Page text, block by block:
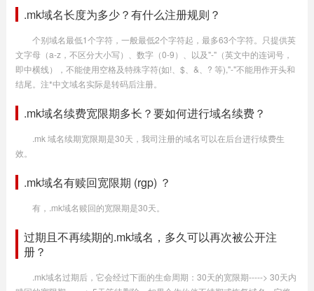
.mk域名长度为多少？有什么注册规则？
个别域名最低1个字符，一般最低2个字符起，最多63个字符。只提供英
文字母（a-z，不区分大小写）、数字（0-9）、以及"-"（英文中的连词号，
即中横线），不能使用空格及特殊字符(如!、$、&、? 等),"-"不能用作开头和
结尾。注*中文域名实际是转码后注册。
.mk域名续费宽限期多长？要如何进行域名续费？
.mk 域名续期宽限期是30天，我司注册的域名可以在后台进行续费生
效。
.mk域名有赎回宽限期 (rgp) ？
有，.mk域名赎回的宽限期是30天。
过期且不再续期的.mk域名，多久可以再次被公开注
册？
.mk域名过期后，它会经过下面的生命周期：30天的宽限期-----> 30天内